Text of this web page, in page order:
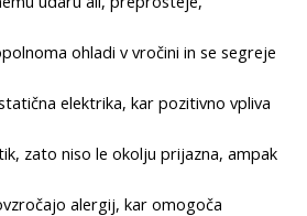
ohladi v vročini in se segreje
elektrika, kar pozitivno vpliva
zato niso le okolju prijazna, ampak
alergij, kar omogoča